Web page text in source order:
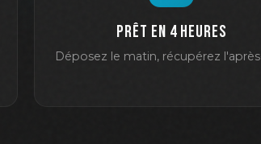
Prêt en 4 heures
Déposez le matin, récupérez